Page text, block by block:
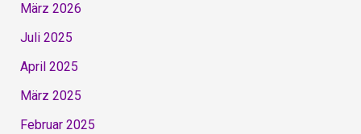
März 2026
Juli 2025
April 2025
März 2025
Februar 2025